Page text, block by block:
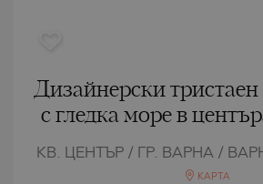
Дизайнерски
с гледка море в
КВ. ЦЕНТЪР / ГР. ВАРНА /
КАРТА